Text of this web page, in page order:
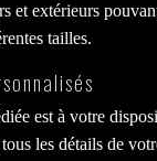
et extérieurs
tailles.
est à votre
les détails de